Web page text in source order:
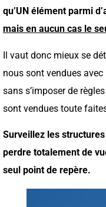
qu’UN élément parmi
mais en aucun cas le
Il vaut donc mieux se
nous sont vendues
sans s’imposer de
sont vendues toute
Surveillez les
perdre totalement de
seul point de repère.